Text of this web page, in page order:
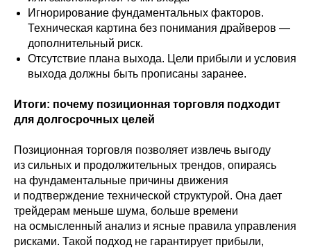
Игнорирование фундаментальных факторов.
Техническая картина без понимания драйверов —
дополнительный риск.
Отсутствие плана выхода. Цели прибыли и условия
выхода должны быть прописаны заранее.
Итоги: почему позиционная торговля подходит
для долгосрочных целей
Позиционная торговля позволяет извлечь выгоду
из сильных и продолжительных трендов, опираясь
на фундаментальные причины движения
и подтверждение технической структурой. Она дает
трейдерам меньше шума, больше времени
на осмысленный анализ и ясные правила управления
рисками. Такой подход не гарантирует прибыли,
Финансовая Академия
Capital Skills
Москва, Набережная
Академика Туполева 15, корп. 22
+7 901 417-56-09
+7 499 325-73-56
info@capital-skills.ru